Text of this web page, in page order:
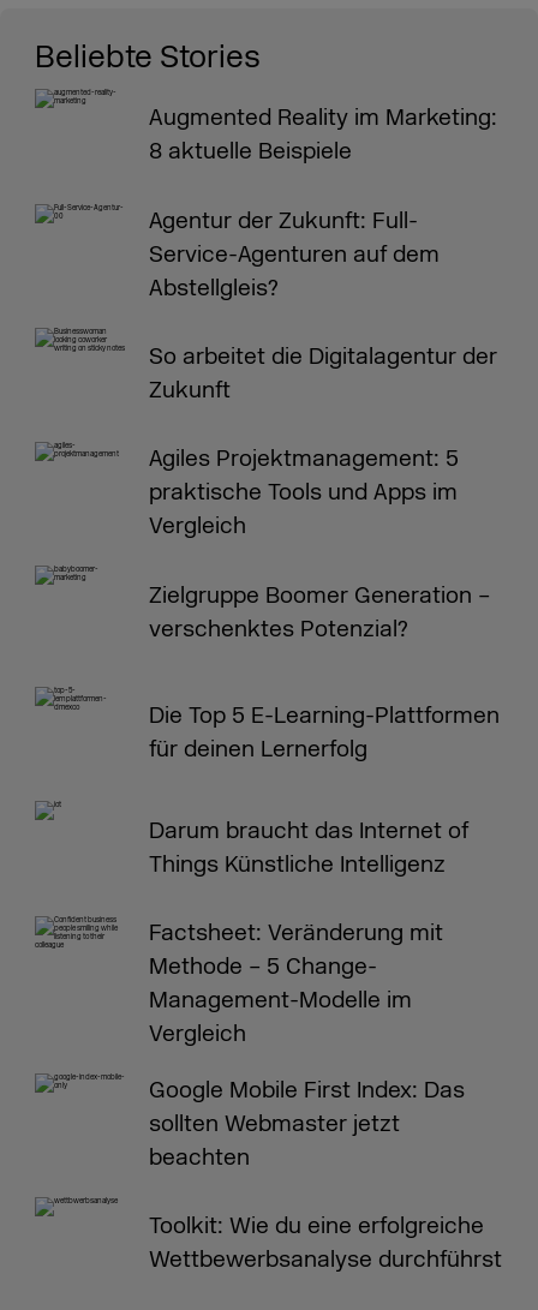
Beliebte Stories
Augmented Reality im Marketing:
8 aktuelle Beispiele
Agentur der Zukunft: Full-
Service-Agenturen auf dem
Abstellgleis?
So arbeitet die Digitalagentur der
Zukunft
Agiles Projektmanagement: 5
praktische Tools und Apps im
Vergleich
Zielgruppe Boomer Generation –
verschenktes Potenzial?
Die Top 5 E-Learning-Plattformen
für deinen Lernerfolg
Darum braucht das Internet of
Things Künstliche Intelligenz
Factsheet: Veränderung mit
Methode – 5 Change-
Management-Modelle im
Vergleich
Google Mobile First Index: Das
sollten Webmaster jetzt
beachten
Toolkit: Wie du eine erfolgreiche
Wettbewerbsanalyse durchführst